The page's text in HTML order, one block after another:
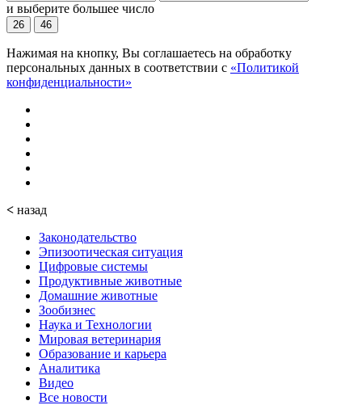
и выберите большее число
26 46
Нажимая на кнопку, Вы соглашаетесь на обработку
персональных данных в соответствии с «Политикой
конфиденциальности»
< назад
Законодательство
Эпизоотическая ситуация
Цифровые системы
Продуктивные животные
Домашние животные
Зообизнес
Наука и Технологии
Мировая ветеринария
Образование и карьера
Аналитика
Видео
Все новости